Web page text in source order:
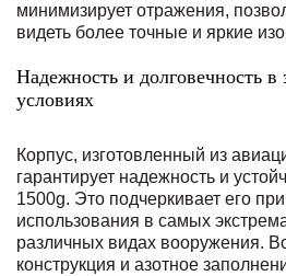
минимизирует отражения,
видеть более точные и яркие
Надежность и долговечность в
условиях
Корпус, изготовленный из
гарантирует надежность и
1500g. Это подчеркивает его
использования в самых
различных видах вооружения.
конструкция и азотное